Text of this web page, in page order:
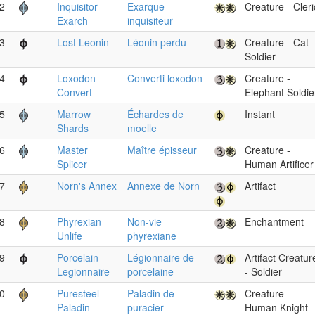
Inquisitor
Exarch
Exarque
inquisiteur
Creature -
Lost Leonin Léonin perdu
Creature - Cat
Soldier
Loxodon
Convert
Converti loxodon
Creature -
Elephant
Marrow
Shards
Échardes de
moelle
Instant
Master
Splicer
Maître épisseur
Creature -
Human Artificer
Norn's Annex Annexe de Norn Artifact
Phyrexian
Unlife
Non-vie
phyrexiane
Enchantment
Porcelain
Legionnaire
Légionnaire de
porcelaine
Artifact
- Soldier
Puresteel
Paladin
Paladin de
puracier
Creature -
Human Knight